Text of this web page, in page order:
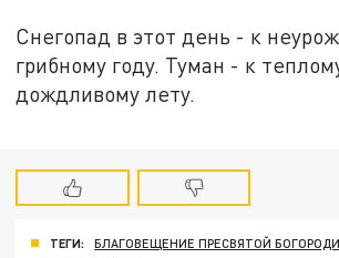
Снегопад в этот день - к
грибному году. Туман - к
дождливому лету.
ТЕГИ:
БЛАГОВЕЩЕНИЕ ПРЕСВЯТОЙ